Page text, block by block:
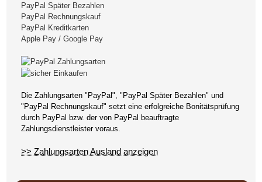
PayPal Später Bezahlen
PayPal Rechnungskauf
PayPal Kreditkarten
Apple Pay / Google Pay
Die Zahlungsarten "PayPal", "PayPal Später Bezahlen" und
"PayPal Rechnungskauf" setzt eine erfolgreiche Bonitätsprüfung
durch PayPal bzw. der von PayPal beauftragte
Zahlungsdienstleister voraus.
>> Zahlungsarten Ausland anzeigen